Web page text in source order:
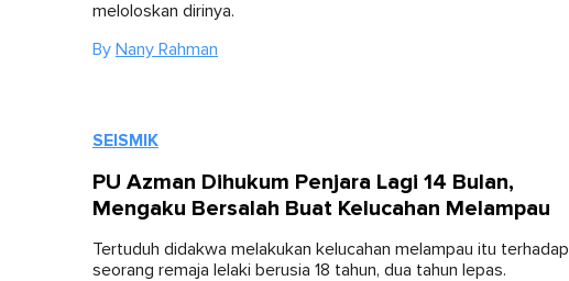
meloloskan dirinya.
By Nany Rahman
SEISMIK
PU Azman Dihukum Penjara Lagi 14 Bulan,
Mengaku Bersalah Buat Kelucahan Melampau
Tertuduh didakwa melakukan kelucahan melampau itu terhadap
seorang remaja lelaki berusia 18 tahun, dua tahun lepas.